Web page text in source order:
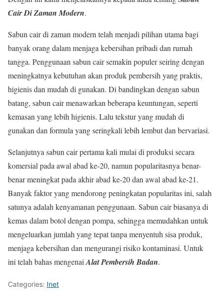
Cair Di Zaman Modern.
Sabun cair di zaman modern telah menjadi pilihan utama bagi
banyak orang dalam menjaga kebersihan pribadi dan rumah
tangga. Penggunaan sabun cair semakin populer seiring dengan
meningkatnya kebutuhan akan produk pembersih yang praktis,
higienis dan mudah di gunakan. Di bandingkan dengan sabun
batang, sabun cair menawarkan beberapa keuntungan, seperti
kemasan yang lebih higienis. Lalu tekstur yang mudah di
gunakan dan formula yang seringkali lebih lembut dan bervariasi.
Selanjutnya sabun cair pertama kali mulai di produksi secara
komersial pada awal abad ke-20, namun popularitasnya benar-
benar meningkat pada akhir abad ke-20 dan awal abad ke-21.
Banyak faktor yang mendorong peningkatan popularitas ini, salah
satunya adalah kenyamanan penggunaan. Sabun cair biasanya di
kemas dalam botol dengan pompa, sehingga memudahkan untuk
mengeluarkan jumlah yang tepat tanpa menyentuh sisa produk,
menjaga kebersihan dan mengurangi risiko kontaminasi. Untuk
ini telah bahas mengenai Alat Pembersih Badan.
Categories: Inet